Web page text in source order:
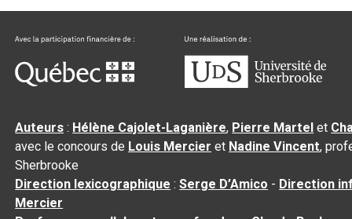
Auteurs : Hélène Cajolet-Laganière, Pierre Martel et
avec le concours de Louis Mercier et Nadine Vincent,
Sherbrooke
Direction lexicographique :Serge D’Amico - Direction
Mercier